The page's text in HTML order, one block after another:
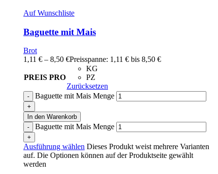
Auf Wunschliste
Baguette mit Mais
Brot
1,11 € – 8,50 €Preisspanne: 1,11 € bis 8,50 €
PREIS PRO
KG
PZ
Zurücksetzen
Baguette mit Mais Menge
In den Warenkorb
Baguette mit Mais Menge
Ausführung wählen Dieses Produkt weist mehrere Varianten
auf. Die Optionen können auf der Produktseite gewählt
werden